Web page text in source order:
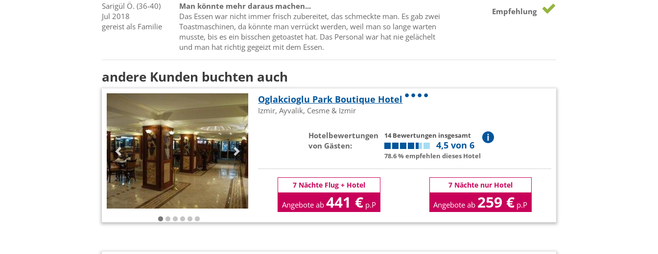
Sarigül Ö. (36-40)
Jul 2018
gereist als Familie
Man könnte mehr daraus machen...
Das Essen war nicht immer frisch zubereitet, das schmeckte man. Es gab zwei
Toastmaschinen, da könnte man verrückt werden, weil man so lange warten
musste, bis es ein bisschen getoastet hat. Das Personal war hat nie gelächelt
und man hat richtig gegeizt mit dem Essen.
Empfehlung
andere Kunden buchten auch
Oglakcioglu Park Boutique Hotel
Izmir, Ayvalik, Cesme & Izmir
Hotelbewertungen
von Gästen:
14 Bewertungen insgesamt
4,5 von 6
78.6 % empfehlen dieses Hotel
7 Nächte Flug + Hotel
Angebote ab 441 € p.P
7 Nächte nur Hotel
Angebote ab 259 € p.P